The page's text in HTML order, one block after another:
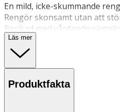
En mild, icke-skummande
Rengör skonsamt utan att
Berikad med vårdande
jojobaolja, återfuktande
kolloidalt havre. Så mild att
Applicera, tvätta och skölj av.
Läs mer
Produktfakta